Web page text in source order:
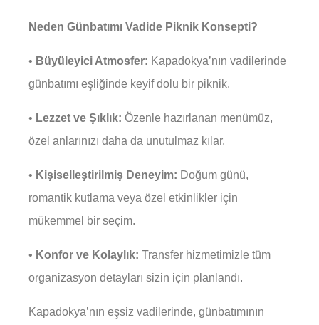
Neden Günbatımı Vadide Piknik Konsepti?
• Büyüleyici Atmosfer: Kapadokya’nın vadilerinde
günbatımı eşliğinde keyif dolu bir piknik.
• Lezzet ve Şıklık: Özenle hazırlanan menümüz,
özel anlarınızı daha da unutulmaz kılar.
• Kişiselleştirilmiş Deneyim: Doğum günü,
romantik kutlama veya özel etkinlikler için
mükemmel bir seçim.
• Konfor ve Kolaylık: Transfer hizmetimizle tüm
organizasyon detayları sizin için planlandı.
Kapadokya’nın eşsiz vadilerinde, günbatımının